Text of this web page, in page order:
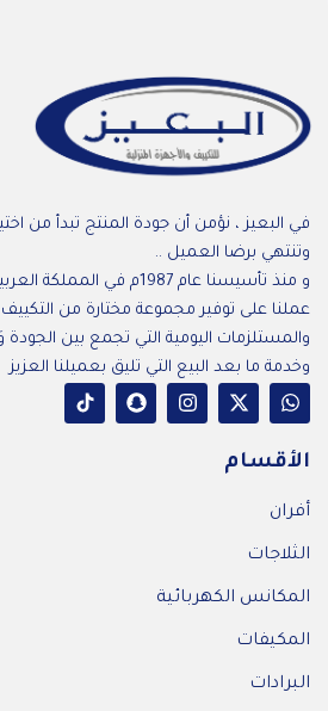
في البعيز ، نؤمن أن جودة المنتج تبدأ من
وتنتهي برضا العميل ..
و منذ تأسيسنا عام 1987م في
عملنا على توفير مجموعة مختارة من التكييف
والمستلزمات اليومية التي تجمع بين
وخدمة ما بعد البيع التي تليق بعميلنا العزيز
الأقسام
أفران
الثلاجات
المكانس الكهربائية
المكيفات
البرادات